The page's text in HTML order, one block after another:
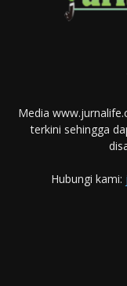
Media
terkini sehingga
Hubungi kami: